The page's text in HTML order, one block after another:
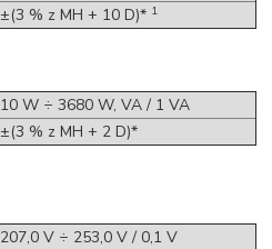
±(3 % z MH + 10 D)* 1
10 W ÷ 3680 W, VA / 1 VA
±(3 % z MH + 2 D)*
207,0 V ÷ 253,0 V / 0,1 V